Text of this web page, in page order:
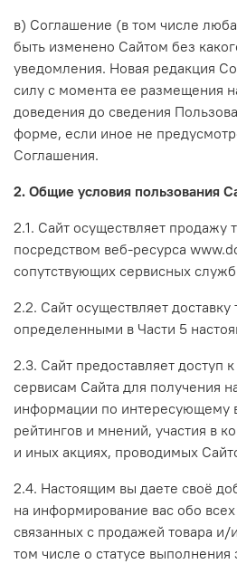
в) Соглашение (в том числе
быть изменено Сайтом без
уведомления. Новая редакция
силу с момента ее размещения
доведения до сведения
форме, если иное не
Соглашения.
2. Общие условия пользования
2.1. Сайт осуществляет продажу
посредством веб-ресурса
сопутствующих сервисных
2.2. Сайт осуществляет
определенными в Части 5
2.3. Сайт предоставляет доступ
сервисам Сайта для получения
информации по интересующему
рейтингов и мнений, участия в
и иных акциях, проводимых
2.4. Настоящим вы даете своё
на информирование вас обо
связанных с продажей товара и/
том числе о статусе выполнения